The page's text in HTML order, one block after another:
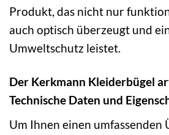
Produkt, das nicht nur
auch optisch überzeugt und
Umweltschutz leistet.
Der Kerkmann Kleiderbügel
Technische Daten und
Um Ihnen einen umfassenden